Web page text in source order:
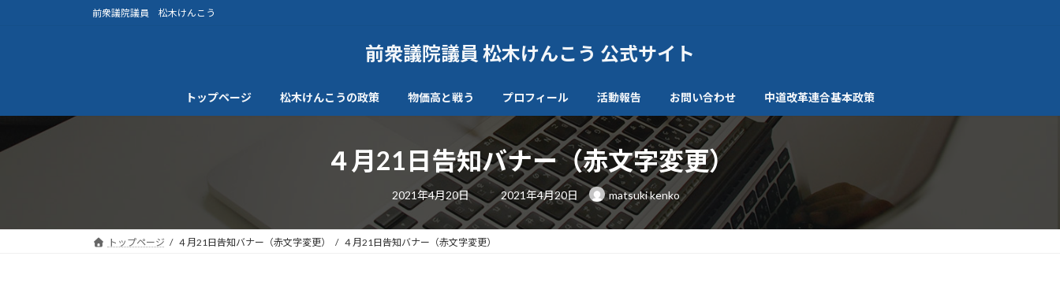
前衆議院議員 松木けんこう
前衆議院議員 松木けんこう 公式サイト
トップページ 松木けんこうの政策 物価高と戦う プロフィール 活動報告 お問い合わせ 中道改革連合基本政策
４月21日告知バナー（赤文字変更）
2021年4月20日
最
終
更
新
日
2021年4月20日 matsuki kenko
トップページ ４月21日告知バナー（赤文字変更） ４月21日告知バナー（赤文字変更）